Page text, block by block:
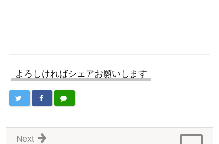
よろしければシェアお願いします
Next